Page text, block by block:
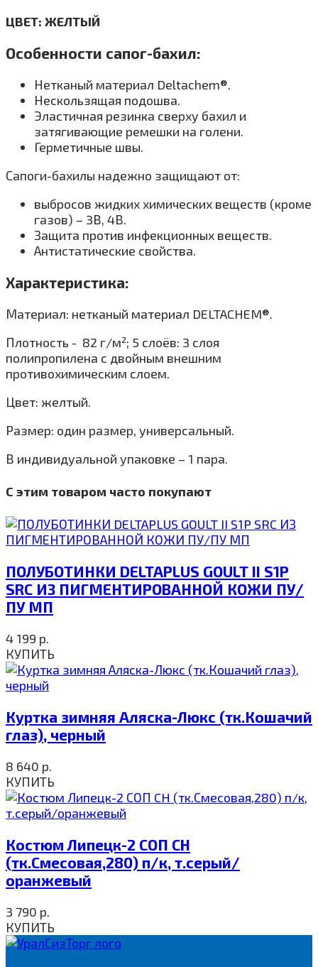
ЦВЕТ: ЖЕЛТЫЙ
Особенности сапог-бахил:
Нетканый материал Deltachem®.
Нескользящая подошва.
Эластичная резинка сверху бахил и
затягивающие ремешки на голени.
Герметичные швы.
Сапоги-бахилы надежно защищают от:
выбросов жидких химических веществ (кроме
газов) – 3В, 4В.
Защита против инфекционных веществ.
Антистатические свойства.
Характеристика:
Материал: нетканый материал DELTACHEM®.
Плотность - 82 г/м²; 5 слоёв: 3 слоя
полипропилена с двойным внешним
противохимическим слоем.
Цвет: желтый.
Размер: один размер, универсальный.
В индивидуальной упаковке – 1 пара.
С этим товаром часто покупают
ПОЛУБОТИНКИ DELTAPLUS GOULT II S1P
SRC ИЗ ПИГМЕНТИРОВАННОЙ КОЖИ ПУ/
ПУ МП
4 199 р.
КУПИТЬ
Куртка зимняя Аляска-Люкс (тк.Кошачий
глаз), черный
8 640 р.
КУПИТЬ
Костюм Липецк-2 СОП CH
(тк.Смесовая,280) п/к, т.серый/
оранжевый
3 790 р.
КУПИТЬ